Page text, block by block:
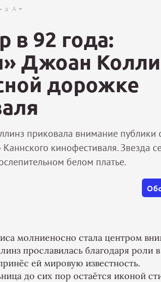
a A
в 92 года:
Джоан
дорожке
приковала внимание публики
кинофестиваля. Звезда
белом платье.
молниеносно стала центром
прославилась благодаря роли в
ей мировую известность.
до сих пор остаётся иконой